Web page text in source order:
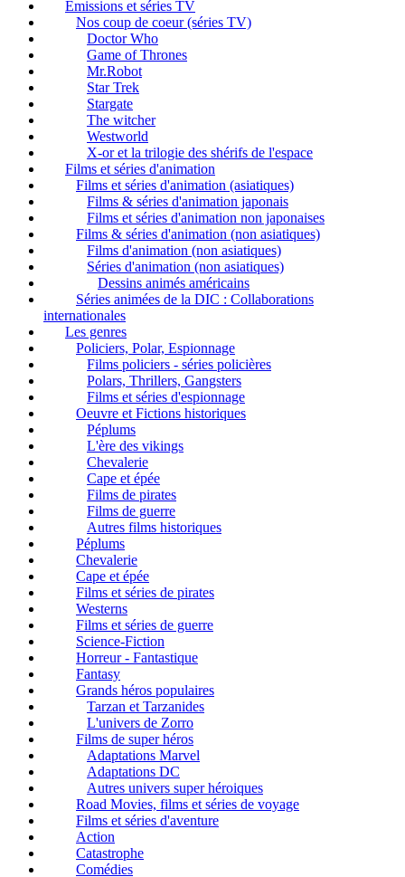
Emissions et séries TV
Nos coup de coeur (séries TV)
Doctor Who
Game of Thrones
Mr.Robot
Star Trek
Stargate
The witcher
Westworld
X-or et la trilogie des shérifs de l'espace
Films et séries d'animation
Films et séries d'animation (asiatiques)
Films & séries d'animation japonais
Films et séries d'animation non japonaises
Films & séries d'animation (non asiatiques)
Films d'animation (non asiatiques)
Séries d'animation (non asiatiques)
Dessins animés américains
Séries animées de la DIC : Collaborations
internationales
Les genres
Policiers, Polar, Espionnage
Films policiers - séries policières
Polars, Thrillers, Gangsters
Films et séries d'espionnage
Oeuvre et Fictions historiques
Péplums
L'ère des vikings
Chevalerie
Cape et épée
Films de pirates
Films de guerre
Autres films historiques
Péplums
Chevalerie
Cape et épée
Films et séries de pirates
Westerns
Films et séries de guerre
Science-Fiction
Horreur - Fantastique
Fantasy
Grands héros populaires
Tarzan et Tarzanides
L'univers de Zorro
Films de super héros
Adaptations Marvel
Adaptations DC
Autres univers super héroiques
Road Movies, films et séries de voyage
Films et séries d'aventure
Action
Catastrophe
Comédies